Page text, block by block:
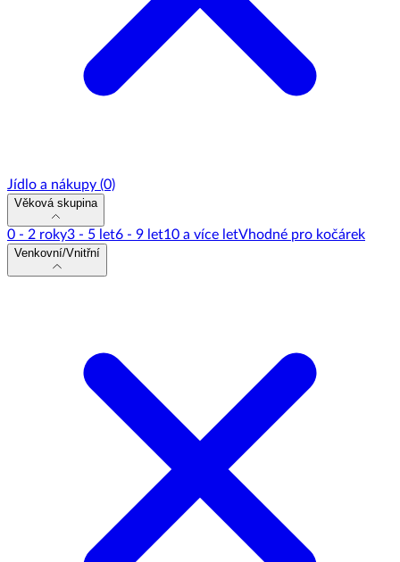
Jídlo a nákupy (0)
Věková skupina
0 - 2 roky3 - 5 let6 - 9 let10 a více letVhodné pro kočárek
Venkovní/Vnitřní